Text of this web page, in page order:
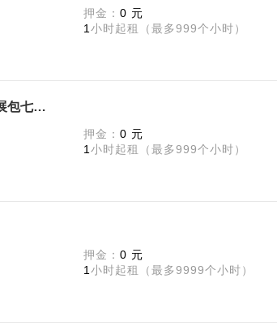
押金： 0 元
1 小时起租（最多999个小时）
EPIC登录✅杀手3-Hitman 3HITMAN暗杀世界豪华版全DLC✅含所有扩展包七宗罪合集
押金： 0 元
1 小时起租（最多999个小时）
押金： 0 元
1 小时起租（最多9999个小时）